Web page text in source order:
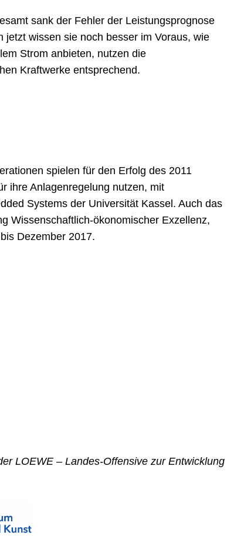
sank der Fehler der Leistungsprognose
wissen sie noch besser im Voraus, wie
Strom anbieten, nutzen die
Kraftwerke entsprechend.
spielen für den Erfolg des 2011
ihre Anlagenregelung nutzen, mit
Systems der Universität Kassel. Auch das
Wissenschaftlich-ökonomischer Exzellenz,
Dezember 2017.
LOEWE – Landes-Offensive zur Entwicklung